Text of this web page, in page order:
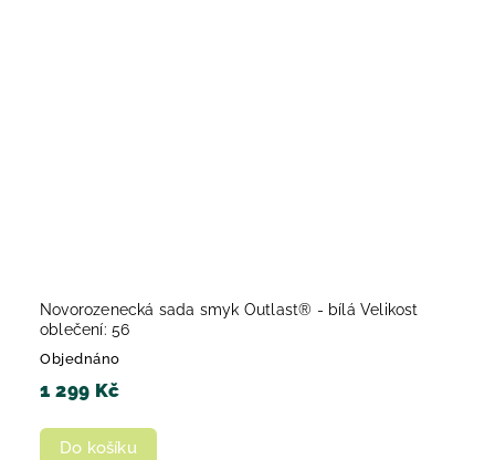
Novorozenecká sada smyk Outlast® - bílá Velikost
oblečení: 56
Objednáno
1 299 Kč
Do košíku